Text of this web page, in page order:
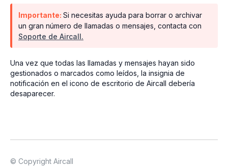
Importante: Si necesitas ayuda para borrar o archivar
un gran número de llamadas o mensajes, contacta con
Soporte de Aircall.
Una vez que todas las llamadas y mensajes hayan sido
gestionados o marcados como leídos, la insignia de
notificación en el icono de escritorio de Aircall debería
desaparecer.
© Copyright Aircall